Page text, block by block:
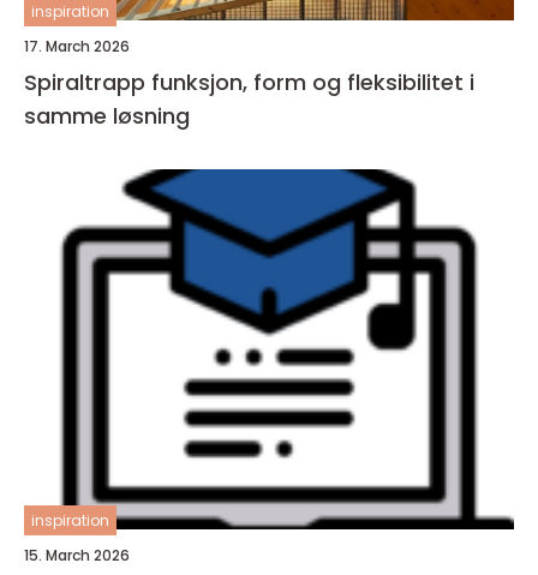
inspiration
17. March 2026
Spiraltrapp funksjon, form og fleksibilitet i
samme løsning
inspiration
15. March 2026